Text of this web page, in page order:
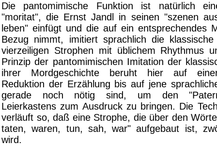
Die pantomimische Funktion ist natürlich
"moritat", die Ernst Jandl in seinen "szenen
leben" einfügt und die auf ein entsprechendes
Bezug nimmt, imitiert sprachlich die
vierzeiligen Strophen mit üblichem Rhythmus
Prinzip der pantomimischen Imitation der
ihrer Mordgeschichte beruht hier auf
Reduktion der Erzählung bis auf jene
gerade noch nötig sind, um den
Leierkastens zum Ausdruck zu bringen. Die
verläuft so, daß eine Strophe, die über den
taten, waren, tun, sah, war" aufgebaut ist,
wird.